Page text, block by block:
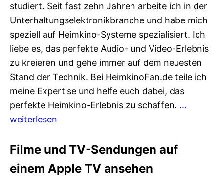
studiert. Seit fast zehn Jahren arbeite ich in der
Unterhaltungselektronikbranche und habe mich
speziell auf Heimkino-Systeme spezialisiert. Ich
liebe es, das perfekte Audio- und Video-Erlebnis
zu kreieren und gehe immer auf dem neuesten
Stand der Technik. Bei HeimkinoFan.de teile ich
meine Expertise und helfe euch dabei, das
perfekte Heimkino-Erlebnis zu schaffen. …
weiterlesen
Filme und TV-Sendungen auf
einem Apple TV ansehen